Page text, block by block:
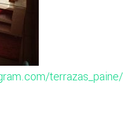
terrazas_paine/